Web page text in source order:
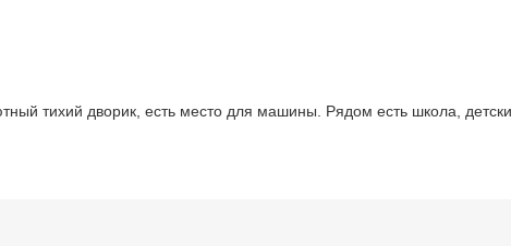
тихий дворик, есть место для машины. Рядом есть школа,